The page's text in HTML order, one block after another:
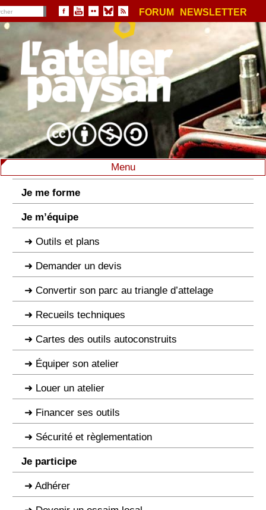
FORUM NEWSLETTER
Menu
Je me forme
Je m’équipe
Outils et plans
Demander un devis
Convertir son parc au triangle d’attelage
Recueils techniques
Cartes des outils autoconstruits
Équiper son atelier
Louer un atelier
Financer ses outils
Sécurité et règlementation
Je participe
Adhérer